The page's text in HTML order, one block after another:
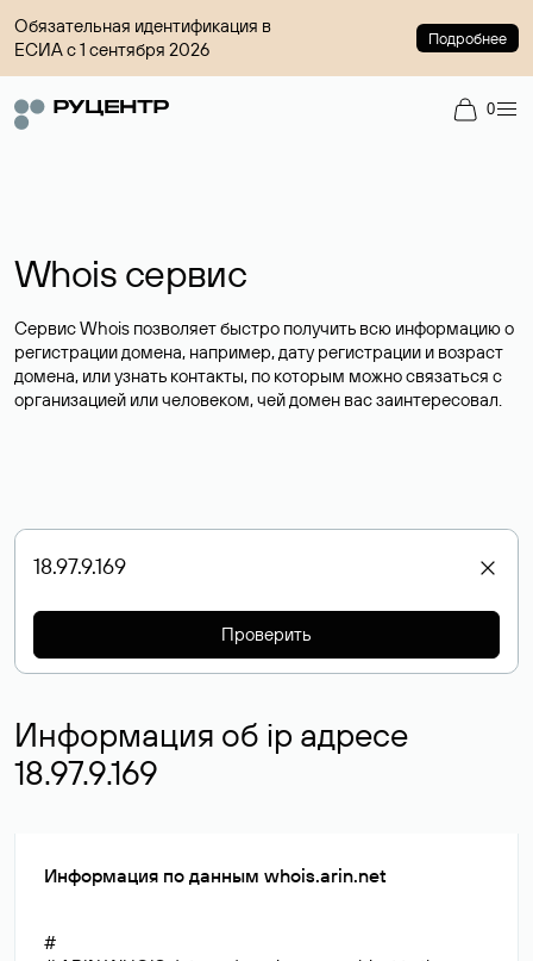
Обязательная идентификация в
ЕСИА с 1 сентября 2026
Подробнее
0
Whois сервис
Сервис Whois позволяет быстро получить всю информацию о
регистрации домена, например, дату регистрации и возраст
домена, или узнать контакты, по которым можно связаться с
организацией или человеком, чей домен вас заинтересовал.
Проверить
Информация об ip адресе
18.97.9.169
Информация по данным whois.arin.net
#